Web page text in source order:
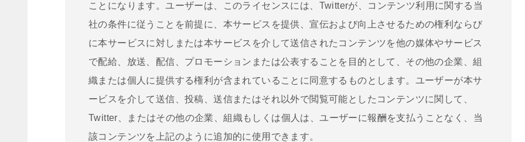
ことになります。ユーザーは、このライセンスには、Twitterが、コンテンツ利用に関する当
社の条件に従うことを前提に、本サービスを提供、宣伝および向上させるための権利ならび
に本サービスに対しまたは本サービスを介して送信されたコンテンツを他の媒体やサービス
で配給、放送、配信、プロモーションまたは公表することを目的として、その他の企業、組
織または個人に提供する権利が含まれていることに同意するものとします。ユーザーが本サ
ービスを介して送信、投稿、送信またはそれ以外で閲覧可能としたコンテンツに関して、
Twitter、またはその他の企業、組織もしくは個人は、ユーザーに報酬を支払うことなく、当
該コンテンツを上記のように追加的に使用できます。